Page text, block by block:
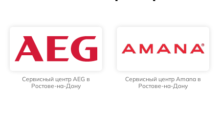
Сервисный центр AEG в
Ростове-на-Дону
Сервисный центр Amana в
Ростове-на-Дону